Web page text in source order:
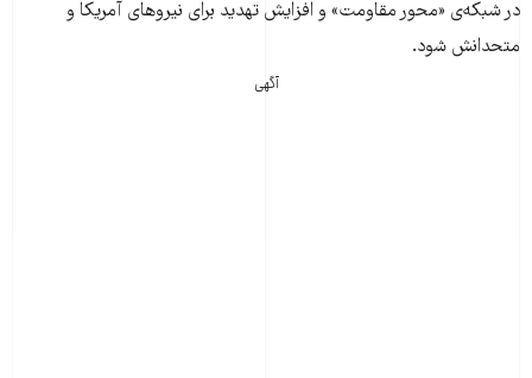
در شبکه‌ی «محور مقاومت» و افزایش تهدید برای نیروهای آمریکا و
متحدانش شود.
آگهی